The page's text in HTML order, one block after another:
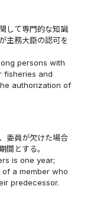
して専門的な知識
主務大臣の認可を
persons with
fisheries and
authorization of
委員が欠けた場合
間とする。
is one year;
a member who
predecessor.